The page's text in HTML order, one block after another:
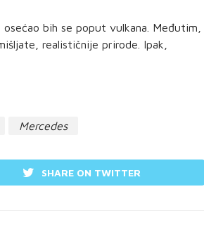
bih se poput vulkana. Međutim,
realističnije prirode. Ipak,
Mercedes
SHARE ON TWITTER